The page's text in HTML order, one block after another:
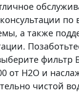
по
а также
фильтр
от Н2О и
чистой